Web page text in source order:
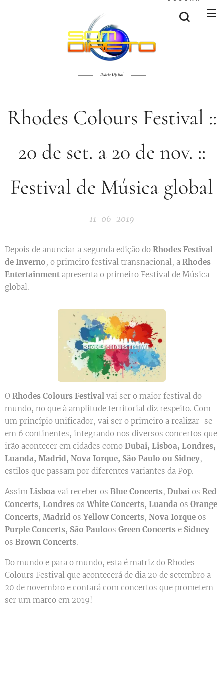
Diário Digital
Rhodes Colours Festival ::
20 de set. a 20 de nov. ::
Festival de Música global
11-06-2019
Depois de anunciar a segunda edição do Rhodes Festival
de Inverno, o primeiro festival transnacional, a Rhodes
Entertainment apresenta o primeiro Festival de Música
global.
O Rhodes Colours Festival vai ser o maior festival do
mundo, no que à amplitude territorial diz respeito. Com
um princípio unificador, vai ser o primeiro a realizar-se
em 6 continentes, integrando nos diversos concertos que
irão acontecer em cidades como Dubai, Lisboa, Londres,
Luanda, Madrid, Nova Iorque, São Paulo ou Sidney,
estilos que passam por diferentes variantes da Pop.
Assim Lisboa vai receber os Blue Concerts, Dubai os Red
Concerts, Londres osWhite Concerts, Luanda os Orange
Concerts, Madrid osYellow Concerts, Nova Iorque os
Purple Concerts, São Pauloos Green Concerts e Sidney
os Brown Concerts.
Do mundo e para o mundo, esta é matriz do Rhodes
Colours Festival que acontecerá de dia 20 de setembro a
20 de novembro e contará com concertos que prometem
ser um marco em 2019!